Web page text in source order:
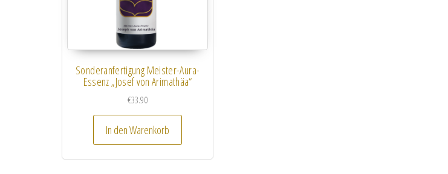
Sonderanfertigung Meister-Aura-
Essenz „Josef von Arimathäa“
€33.90
In den Warenkorb